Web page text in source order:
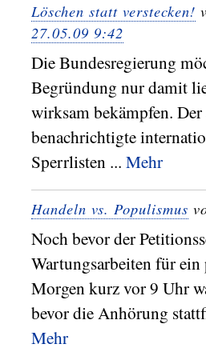
Löschen statt verstecken!
27.05.09 9:42
Die Bundesregierung
Begründung nur damit
wirksam bekämpfen.
benachrichtigte
Sperrlisten ... Mehr
Handeln vs. Populismus
Noch bevor der
Wartungsarbeiten für
Morgen kurz vor 9 Uhr
bevor die Anhörung
Mehr